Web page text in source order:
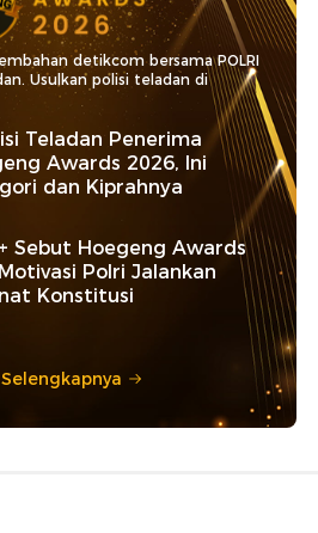
detikcom bersama POLRI
Usulkan polisi teladan di
Teladan Penerima
Awards 2026, Ini
dan Kiprahnya
Sebut Hoegeng Awards
Polri Jalankan
Konstitusi